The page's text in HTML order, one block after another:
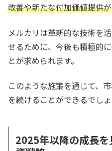
改善や新たな付加価値提供
メルカリは革新的な技術を
せるために、今後も積極的
とが求められます。
このような施策を通じて、
を続けることができるでしょ
2025年以降の成長